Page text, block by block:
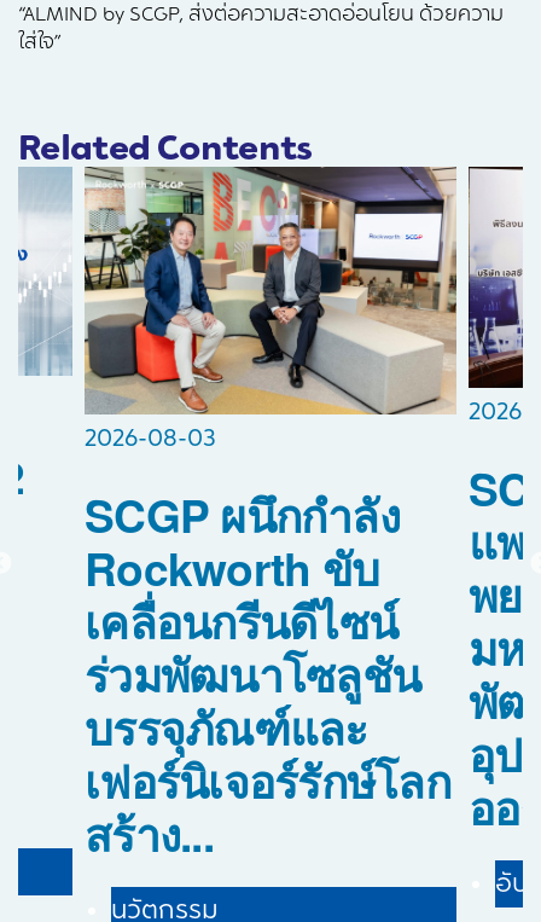
“ALMIND by SCGP, ส่งต่อความสะอาดอ่อนโยน ด้วยความ
ใส่ใจ”
Related Contents
2026-08-03
SCGP ผนึกกำลัง
Rockworth ขับ
เคลื่อนกรีนดีไซน์
ร่วมพัฒนาโซลูชัน
บรรจุภัณฑ์และ
เฟอร์นิเจอร์รักษ์โลก
สร้าง...
นวัตกรรม
2026-
แพ
พย
มห
พัฒ
อุป
ออ
อัป